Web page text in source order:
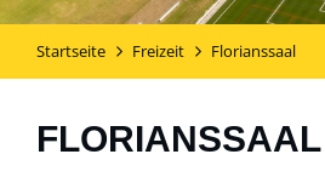
Startseite Freizeit Florianssaal
FLORIANSSAAL